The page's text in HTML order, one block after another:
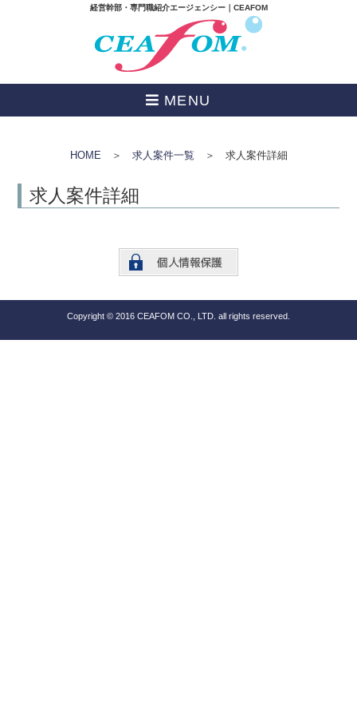
経営幹部・専門職紹介エージェンシー｜CEAFOM
MENU
HOME ＞ 求人案件一覧 ＞ 求人案件詳細
求人案件詳細
Copyright © 2016 CEAFOM CO., LTD. all rights reserved.